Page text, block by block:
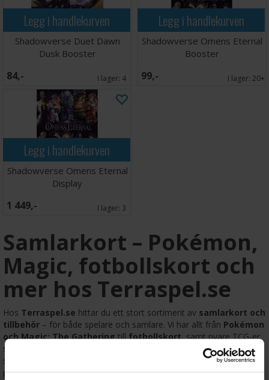
Legg i handlekurven
Shadowverse Duet Dawn
Dusk Booster
84,- I lager: 4
Legg i handlekurven
Shadowverse Omens Eternal
Booster
99,- I lager: 20+
Legg i handlekurven
Shadowverse Omens Eternal
Display
1 449,- I lager: 3
Samlarkort – Pokémon,
Magic, fotbollskort och
mer hos Terraspel.se
Hos Terraspel.se hittar du ett stort sortiment av samlarkort och
tillbehör – för både spelare och samlare. Vi har allt från Pokémon
och Magic: The Gatheringtillfotbollskort, samt nyare TCG-er
som
. Oavsett om du tävlar,
samlar eller bara älskar att öppna boosterpaket, så har vi
produkterna för dig.